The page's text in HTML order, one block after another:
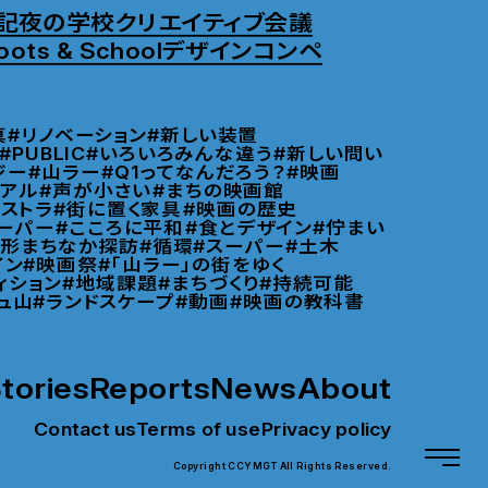
夜の学校クリエイティブ会議
& Schoolデザインコンペ
#リノベーション#新しい装置
#PUBLIC#いろいろみんな違う#新しい問い
ー#山ラー#Q1ってなんだろう？#映画
ル#声が小さい#まちの映画館
トラ#街に置く家具#映画の歴史
パー#こころに平和 #食とデザイン#佇まい
まちなか探訪#循環#スーパー#土木
ン#映画祭#「山ラー」の街をゆく
ション#地域課題#まちづくり#持続可能
山#ランドスケープ#動画#映画の教科書
ReportsNewsAbout
Contact usTerms of usePrivacy policy
Copyright CCYMGT All Rights Reserved.